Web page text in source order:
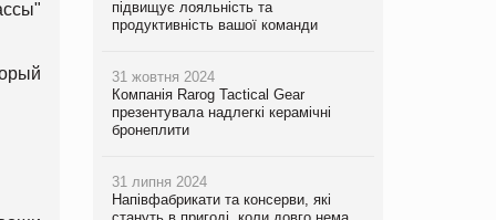
підвищує лояльність та
продуктивність вашої команди
31 жовтня 2024
Компанія Rarog Tactical Gear
презентувала надлегкі керамічні
бронеплити
31 липня 2024
Напівфабрикати та консерви, які